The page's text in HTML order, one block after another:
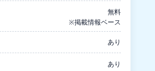
無料
※掲載情報ベース
あり
あり